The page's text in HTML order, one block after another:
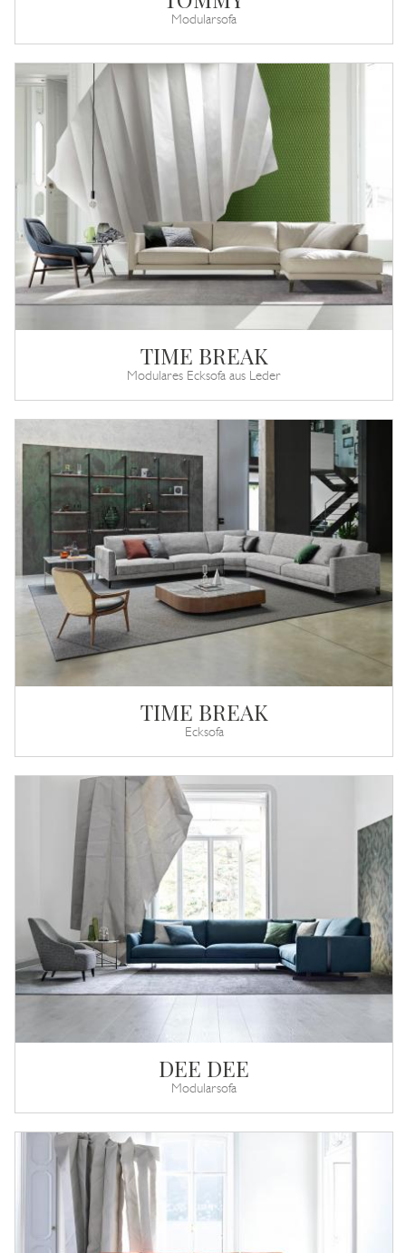
Modularsofa
TIME BREAK
Modulares Ecksofa aus Leder
TIME BREAK
Ecksofa
DEE DEE
Modularsofa